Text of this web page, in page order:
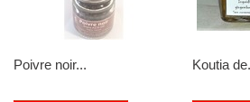
Poivre noir... Koutia